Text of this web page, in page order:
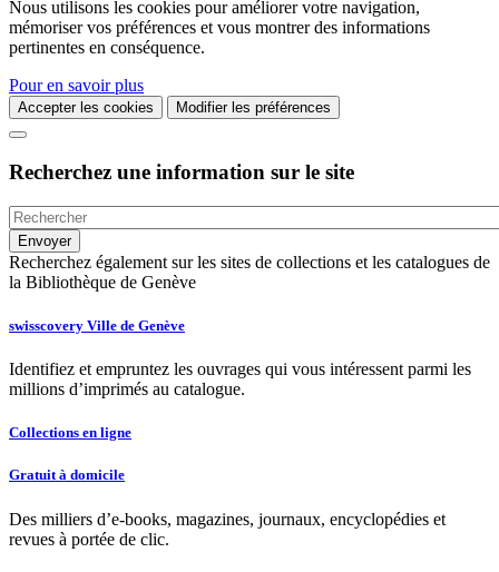
Nous utilisons les cookies pour améliorer votre navigation,
mémoriser vos préférences et vous montrer des informations
pertinentes en conséquence.
Pour en savoir plus
Accepter les cookies Modifier les préférences
Recherchez une information sur le site
Recherchez également sur les sites de collections et les catalogues de
la Bibliothèque de Genève
swisscovery Ville de Genève
Identifiez et empruntez les ouvrages qui vous intéressent parmi les
millions d’imprimés au catalogue.
Collections en ligne
Gratuit à domicile
Des milliers d’e-books, magazines, journaux, encyclopédies et
revues à portée de clic.